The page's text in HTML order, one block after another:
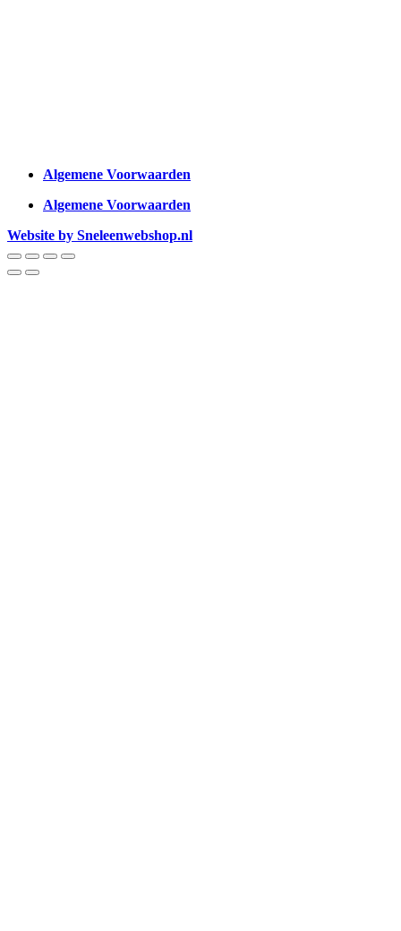
Algemene Voorwaarden
Algemene Voorwaarden
Website by Sneleenwebshop.nl